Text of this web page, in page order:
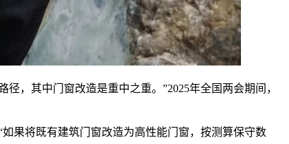
，其中门窗改造是重中之重。”2025年全国两会期间，
果将既有建筑门窗改造为高性能门窗，按测算保守数